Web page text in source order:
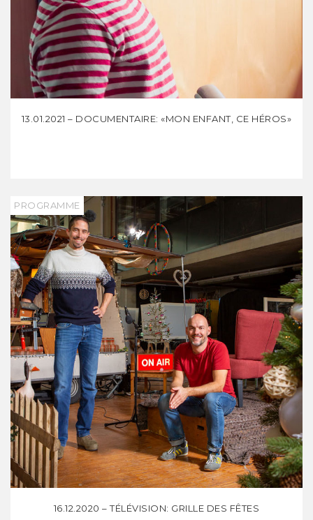
13.01.2021 – DOCUMENTAIRE: «MON ENFANT, CE HÉROS»
PROGRAMME
16.12.2020 – TÉLÉVISION: GRILLE DES FÊTES